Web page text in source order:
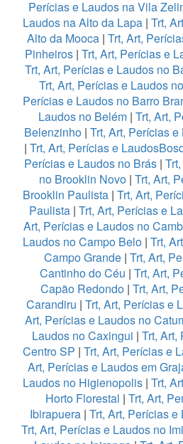
Perícias e Laudos na Vila
Laudos na Alto da Lapa| Trt,
Alto da Mooca | Trt, Art,
Pinheiros| Trt, Art, Perícias e
Trt, Art, Perícias e Laudos no
Trt, Art, Perícias e Laudos
Perícias e Laudos no Barro
Laudos no Belém| Trt, Art,
Belenzinho| Trt, Art, Perícias
| Trt, Art, Perícias e
Perícias e Laudos no Brás|
no Brooklin Novo| Trt, Art,
Brooklin Paulista | Trt, Art,
Paulista| Trt, Art, Perícias e
Art, Perícias e Laudos no
Laudos no Campo Belo | Trt,
Campo Grande| Trt, Art,
Cantinho do Céu | Trt, Art,
Capão Redondo | Trt, Art,
Carandiru | Trt, Art, Perícias e
Art, Perícias e Laudos no
Laudos no Caxingui | Trt, Art,
Centro SP | Trt, Art, Perícias e
Art, Perícias e Laudos em
Laudos no Higienopolis| Trt,
Horto Florestal | Trt, Art,
Ibirapuera| Trt, Art, Perícias
Trt, Art, Perícias e Laudos no